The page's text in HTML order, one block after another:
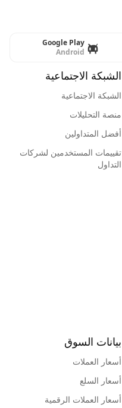
Google Play
Android
الشبكة الاجتماعية
الشبكة الاجتماعية
منصة التحليلات
أفضل المتداولين
تقييمات المستخدمين لشركات
التداول
بيانات السوق
أسعار العملات
أسعار السلع
أسعار العملات الرقمية